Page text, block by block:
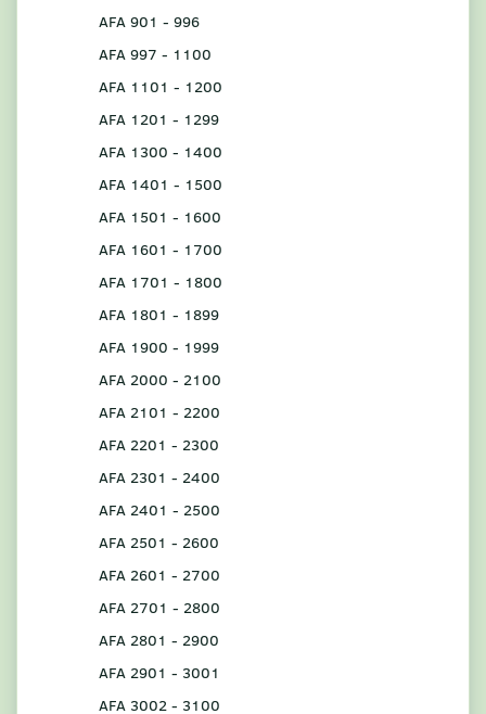
AFA 901 - 996
AFA 997 - 1100
AFA 1101 - 1200
AFA 1201 - 1299
AFA 1300 - 1400
AFA 1401 - 1500
AFA 1501 - 1600
AFA 1601 - 1700
AFA 1701 - 1800
AFA 1801 - 1899
AFA 1900 - 1999
AFA 2000 - 2100
AFA 2101 - 2200
AFA 2201 - 2300
AFA 2301 - 2400
AFA 2401 - 2500
AFA 2501 - 2600
AFA 2601 - 2700
AFA 2701 - 2800
AFA 2801 - 2900
AFA 2901 - 3001
AFA 3002 - 3100